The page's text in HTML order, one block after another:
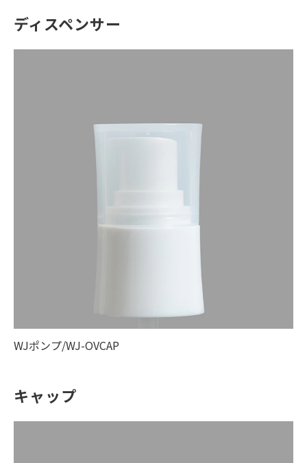
ディスペンサー
WJポンプ/WJ-OVCAP
キャップ